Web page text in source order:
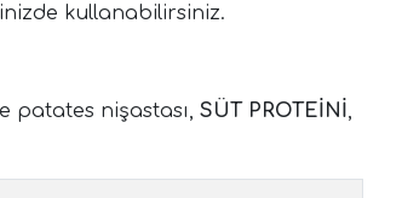
kullanabilirsiniz.
patates nişastası, SÜT PROTEİNİ,